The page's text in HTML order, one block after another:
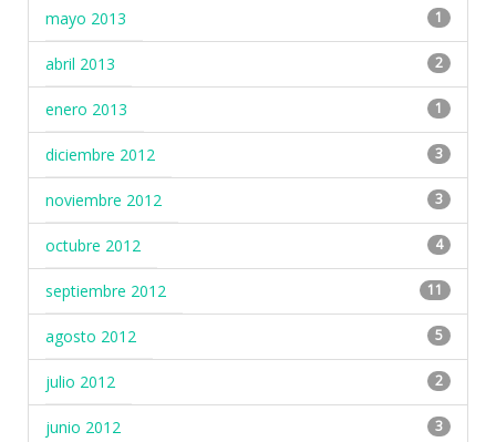
mayo 2013 1
abril 2013 2
enero 2013 1
diciembre 2012 3
noviembre 2012 3
octubre 2012 4
septiembre 2012 11
agosto 2012 5
julio 2012 2
junio 2012 3